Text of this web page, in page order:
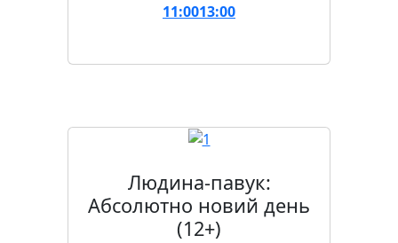
11:0013:00
Людина-павук:
Абсолютно новий день
(12+)